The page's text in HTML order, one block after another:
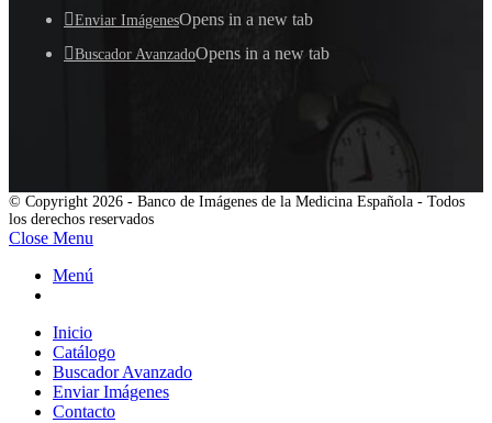
Enviar ImágenesOpens in a new tab
Buscador AvanzadoOpens in a new tab
© Copyright 2026 - Banco de Imágenes de la Medicina Española - Todos
los derechos reservados
Close Menu
Menú
Inicio
Catálogo
Buscador Avanzado
Enviar Imágenes
Contacto